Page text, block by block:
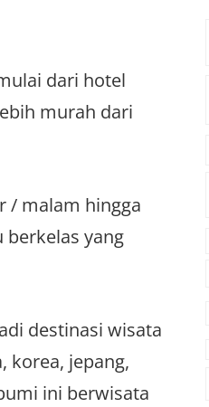
dari hotel
murah dari
/ malam hingga
berkelas yang
destinasi wisata
korea, jepang,
ini berwisata